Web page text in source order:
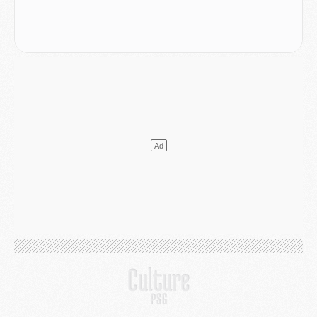
- Le transfert de Mika Godts au PSG en bonne voie
Club- [MAJ] Ndjantou et deux jeunes du PSG annoncés dans un tournoi U21
Mercato- L'étonnante piste Suzuki confirmée et onéreuse
- Ancelotti fait le ménage au Brésil mais veut garder Marquinhos